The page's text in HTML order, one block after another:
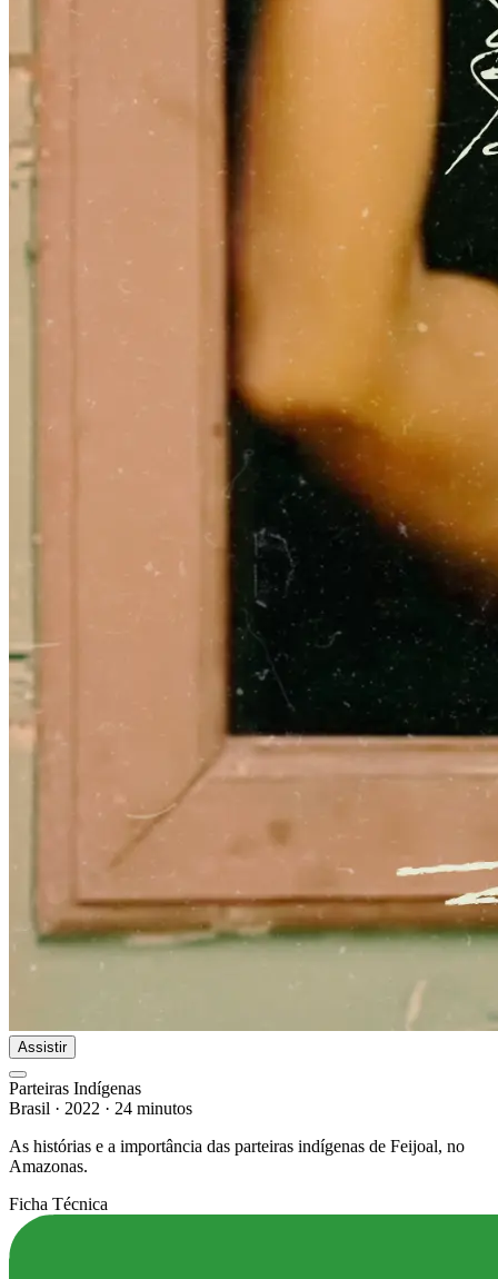
Assistir
Parteiras Indígenas
Brasil · 2022 · 24 minutos
As histórias e a importância das parteiras indígenas de Feijoal, no
Amazonas.
Ficha Técnica